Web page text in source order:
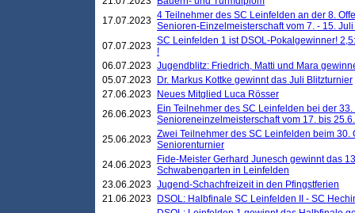
17.07.2023 4 Teilnehmer des SC Leinfelden an der 8.
Senioren-Einzelmeisterschaft vom 7. - 15.
07.07.2023 SC Leinfelden 1 ist DSOL-Pokalgewinner!
!
06.07.2023 Jugendblitz: Friedrich, Matti und Mara
05.07.2023
Dr. Markus Kottke gewinnt das Juli Blitzturnier
27.06.2023
Neues Mitglied Luca Rösser
26.06.2023
Ein Teilnehmer des SC Leinfelden bei der
Senioreneinzelmeisterschaft vom 17. bis
25.06.2023 Zwei Teilnehmer des SC Leinfelden beim
Seniorenturnier
24.06.2023
Fide-Meister Gerhard Junesch gewinnt das
Schwabengarten in Leinfelden
23.06.2023 Jugend-Schachfreizeit in den Pfingstferien
21.06.2023
DSOL: Halbfinale SC Leinfelden II - SC